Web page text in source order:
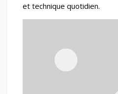
et technique quotidien.